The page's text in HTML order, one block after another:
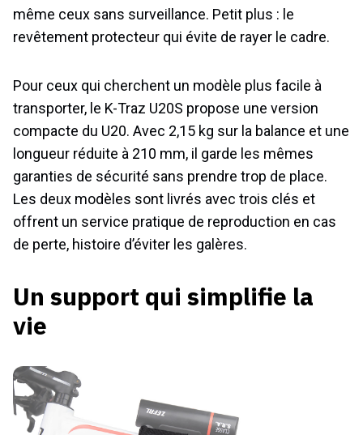
même ceux sans surveillance. Petit plus : le
revêtement protecteur qui évite de rayer le cadre.
Pour ceux qui cherchent un modèle plus facile à
transporter, le K-Traz U20S propose une version
compacte du U20. Avec 2,15 kg sur la balance et une
longueur réduite à 210 mm, il garde les mêmes
garanties de sécurité sans prendre trop de place.
Les deux modèles sont livrés avec trois clés et
offrent un service pratique de reproduction en cas
de perte, histoire d’éviter les galères.
Un support qui simplifie la
vie